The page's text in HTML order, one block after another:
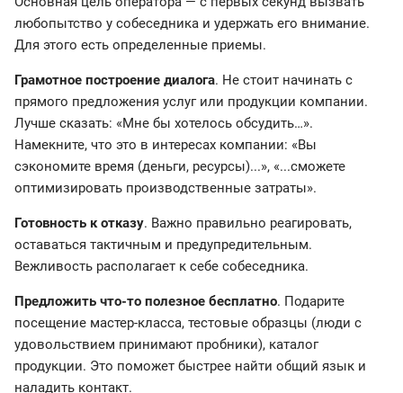
любопытство у собеседника и удержать его внимание.
Для этого есть определенные приемы.
Грамотное построение диалога. Не стоит начинать с
прямого предложения услуг или продукции компании.
Лучше сказать: «Мне бы хотелось обсудить…».
Намекните, что это в интересах компании: «Вы
сэкономите время (деньги, ресурсы)...», «...сможете
оптимизировать производственные затраты».
Готовность к отказу. Важно правильно реагировать,
оставаться тактичным и предупредительным.
Вежливость располагает к себе собеседника.
Предложить что-то полезное бесплатно. Подарите
посещение мастер-класса, тестовые образцы (люди с
удовольствием принимают пробники), каталог
продукции. Это поможет быстрее найти общий язык и
наладить контакт.